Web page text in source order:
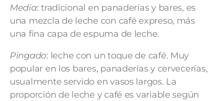
Media: tradicional en panaderías y bares, es
una mezcla de leche con café expreso, más
una fina capa de espuma de leche.
Pingado: leche con un toque de café. Muy
popular en los bares, panaderías y cervecerías,
usualmente servido en vasos largos. La
proporción de leche y café es variable según